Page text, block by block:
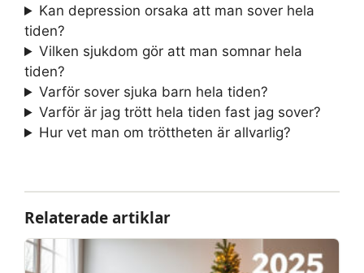
Kan depression orsaka att man sover hela
tiden?
Vilken sjukdom gör att man somnar hela
tiden?
Varför sover sjuka barn hela tiden?
Varför är jag trött hela tiden fast jag sover?
Hur vet man om tröttheten är allvarlig?
Relaterade artiklar